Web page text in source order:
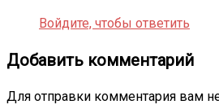
Войдите, чтобы ответить
Добавить комментарий
Для отправки комментария вам